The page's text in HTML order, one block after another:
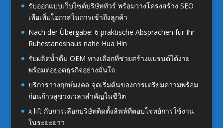
รับออกแบบเว็บไซต์บริษัททัวร์ พร้อมวางโครงสร้าง SEO
เพื่อเพิ่มโอกาสในการเข้าถึงลูกค้า
Nach der Übergabe: 6 praktische Absprachen für Ihr
Ruhestandshaus nahe Hua Hin
รับผลิตน้ำดื่ม OEM ทางเลือกที่ช่วยสร้างแบรนด์ได้ง่าย
พร้อมต่อยอดธุรกิจอย่างมั่นใจ
บริการวางฤกษ์มงคล จุดเริ่มต้นของการเตรียมความพร้อม
ก่อนก้าวสู่ช่วงเวลาสำคัญในชีวิต
x lift กับการเลือกบริษัทติดตั้งลิฟท์ที่ตอบโจทย์การใช้งาน
ในระยะยาว